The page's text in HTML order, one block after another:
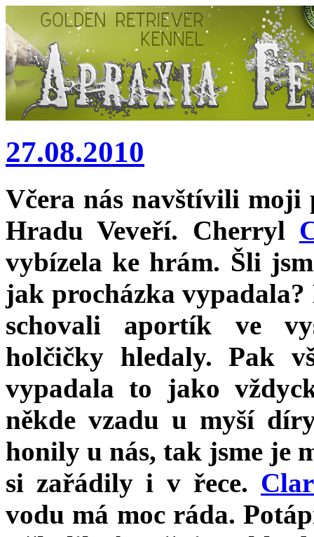
27.08.2010
Včera nás navštívili moji
Hradu Veveří. Cherryl
vybízela ke hrám. Šli
jak procházka
schovali aportík ve
holčičky hledaly. Pak
vypadala to jako
někde vzadu u myší
honily u nás, tak jsme je
si zařádily i v řece.
vodu má moc ráda.